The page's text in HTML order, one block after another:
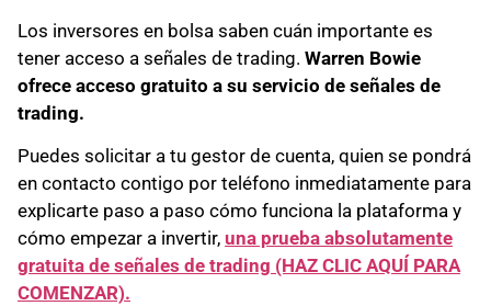
Los inversores en bolsa saben cuán importante es
tener acceso a señales de trading. Warren Bowie
ofrece acceso gratuito a su servicio de señales de
trading.
Puedes solicitar a tu gestor de cuenta, quien se pondrá
en contacto contigo por teléfono inmediatamente para
explicarte paso a paso cómo funciona la plataforma y
cómo empezar a invertir, una prueba absolutamente
gratuita de señales de trading (HAZ CLIC AQUÍ PARA
COMENZAR).